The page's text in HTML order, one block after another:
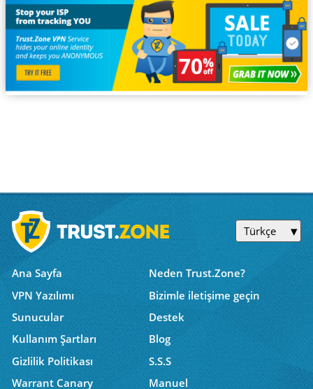
Türkçe
Ana Sayfa
Neden Trust.Zone?
VPN Yazılımı
Bizimle iletişime geçin
Sunucular
Destek
Kullanım Şartları
Blog
Gizlilik Politikası
S.S.S
Warrant Canary
Manuel